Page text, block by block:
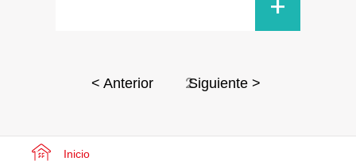
< Anterior 2Siguiente >
Inicio